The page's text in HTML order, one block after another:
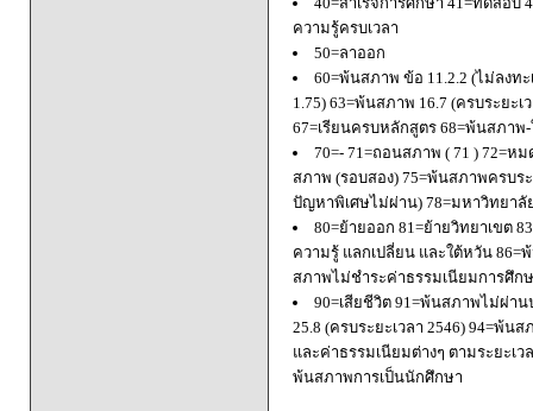
ความรู้ครบเวลา
50=ลาออก
60=พ้นสภาพ ข้อ 11.2.2 (ไม่ลงท
1.75) 63=พ้นสภาพ 16.7 (ครบระยะ
67=เรียนครบหลักสูตร 68=พ้นสภา
70=- 71=ถอนสภาพ ( 71 ) 72=
สภาพ (รอบสอง) 75=พ้นสภาพครบ
ปัญหาพิเศษไม่ผ่าน) 78=มหาวิทยา
80=ย้ายออก 81=ย้ายวิทยาเขต
ความรู้ แลกเปลี่ยน และใต้หวัน
สภาพไม่ชำระค่าธรรมเนียมการศึก
90=เสียชีวิต 91=พ้นสภาพไม่ผ่า
25.8 (ครบระยะเวลา 2546) 94=พ้
และค่าธรรมเนียมต่างๆ ตามระยะเ
พ้นสภาพการเป็นนักศึกษา